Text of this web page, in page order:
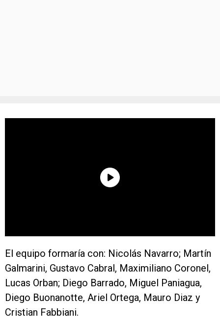
El equipo formaría con: Nicolás Navarro; Martín
Galmarini, Gustavo Cabral, Maximiliano Coronel,
Lucas Orban; Diego Barrado, Miguel Paniagua,
Diego Buonanotte, Ariel Ortega, Mauro Diaz y
Cristian Fabbiani.